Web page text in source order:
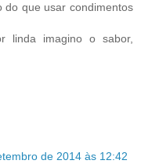
do que usar condimentos
linda imagino o sabor,
de 2014 às 12:42